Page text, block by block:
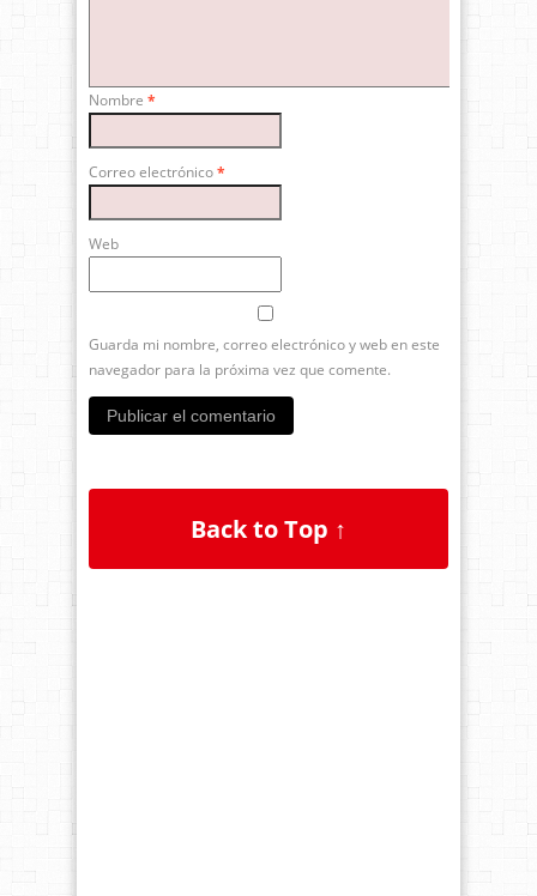
Nombre *
Correo electrónico*
Web
Guarda mi nombre, correo electrónico y web en este
navegador para la próxima vez que comente.
Back to Top ↑